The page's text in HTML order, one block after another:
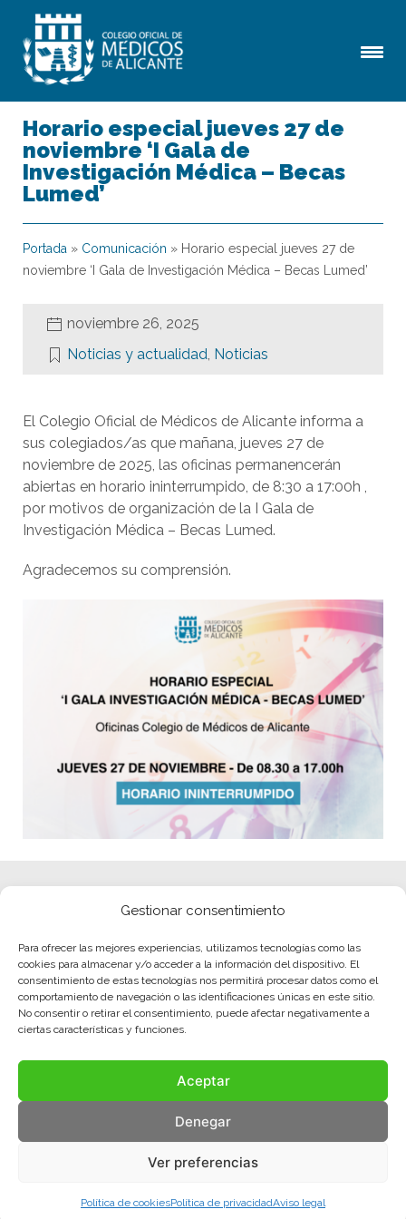
Gestionar consentimiento
Para ofrecer las mejores experiencias, utilizamos tecnologías como las
cookies para almacenar y/o acceder a la información del dispositivo. El
consentimiento de estas tecnologías nos permitirá procesar datos como el
comportamiento de navegación o las identificaciones únicas en este sitio.
No consentir o retirar el consentimiento, puede afectar negativamente a
ciertas características y funciones.
Aceptar
Denegar
Ver preferencias
Política de cookiesPolítica de privacidadAviso legal
Horario especial jueves 27 de
noviembre ‘I Gala de
Investigación Médica – Becas
Lumed’
Portada » Comunicación » Horario especial jueves 27 de
noviembre ‘I Gala de Investigación Médica – Becas Lumed’
noviembre 26, 2025
Noticias y actualidad, Noticias
El Colegio Oficial de Médicos de Alicante informa a
sus colegiados/as que mañana, jueves 27 de
noviembre de 2025, las oficinas permanencerán
abiertas en horario ininterrumpido, de 8:30 a 17:00h ,
por motivos de organización de la I Gala de
Investigación Médica – Becas Lumed.
Agradecemos su comprensión.